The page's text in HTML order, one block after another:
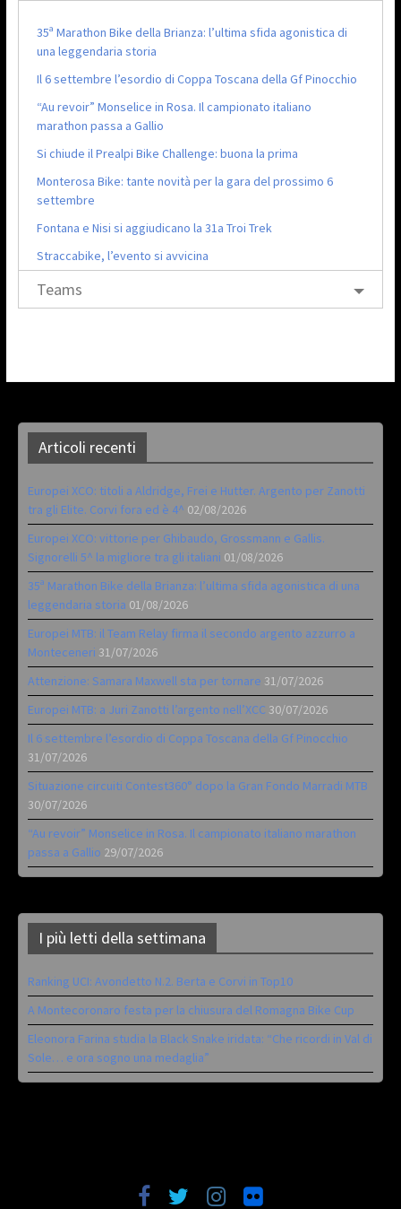
35ª Marathon Bike della Brianza: l’ultima sfida agonistica di
una leggendaria storia
Il 6 settembre l’esordio di Coppa Toscana della Gf Pinocchio
“Au revoir” Monselice in Rosa. Il campionato italiano
marathon passa a Gallio
Si chiude il Prealpi Bike Challenge: buona la prima
Monterosa Bike: tante novità per la gara del prossimo 6
settembre
Fontana e Nisi si aggiudicano la 31a Troi Trek
Straccabike, l’evento si avvicina
Teams
Articoli recenti
Europei XCO: titoli a Aldridge, Frei e Hutter. Argento per Zanotti
tra gli Elite. Corvi fora ed è 4^ 02/08/2026
Europei XCO: vittorie per Ghibaudo, Grossmann e Gallis.
Signorelli 5^ la migliore tra gli italiani 01/08/2026
35ª Marathon Bike della Brianza: l’ultima sfida agonistica di una
leggendaria storia 01/08/2026
Europei MTB: il Team Relay firma il secondo argento azzurro a
Monteceneri 31/07/2026
Attenzione: Samara Maxwell sta per tornare 31/07/2026
Europei MTB: a Juri Zanotti l’argento nell’XCC 30/07/2026
Il 6 settembre l’esordio di Coppa Toscana della Gf Pinocchio
31/07/2026
Situazione circuiti Contest360° dopo la Gran Fondo Marradi MTB
30/07/2026
“Au revoir” Monselice in Rosa. Il campionato italiano marathon
passa a Gallio 29/07/2026
I più letti della settimana
Ranking UCI: Avondetto N.2. Berta e Corvi in Top10
A Montecoronaro festa per la chiusura del Romagna Bike Cup
Eleonora Farina studia la Black Snake iridata: “Che ricordi in Val di
Sole… e ora sogno una medaglia”